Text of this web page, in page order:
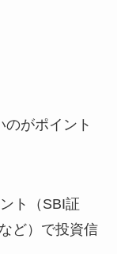
がポイント
ト（SBI証
ど）で投資信